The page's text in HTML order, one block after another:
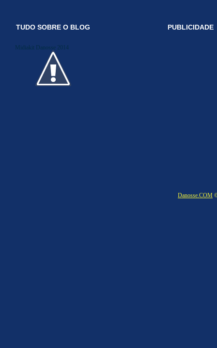
TUDO SOBRE O BLOG
Midiakit Danosse 2014
PUBLICIDADE
Danosse.COM